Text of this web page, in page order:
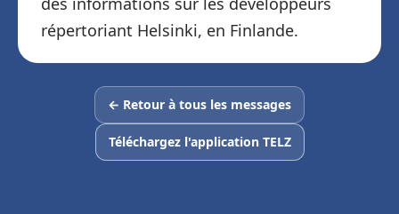
répertoriant Helsinki, en Finlande.
← Retour à tous les messages
Téléchargez l'application TELZ